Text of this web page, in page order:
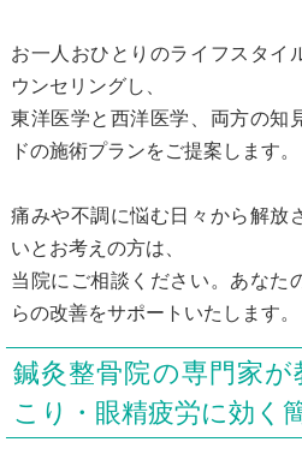
お一人おひとりのライフスタイ
ウンセリングし、
東洋医学と西洋医学、両方の知
ドの施術プランをご提案します。
痛みや不調に悩む日々から解放
いとお考えの方は、
当院にご相談ください。あなた
らの改善をサポートいたします。
鍼灸整骨院の専門家
こり・眼精疲労に効く